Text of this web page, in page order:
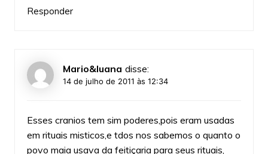
Responder
Mario&luana disse:
14 de julho de 2011 às 12:34
Esses cranios tem sim poderes,pois eram usadas
em rituais misticos,e tdos nos sabemos o quanto o
povo maia usava da feitiçaria para seus rituais,